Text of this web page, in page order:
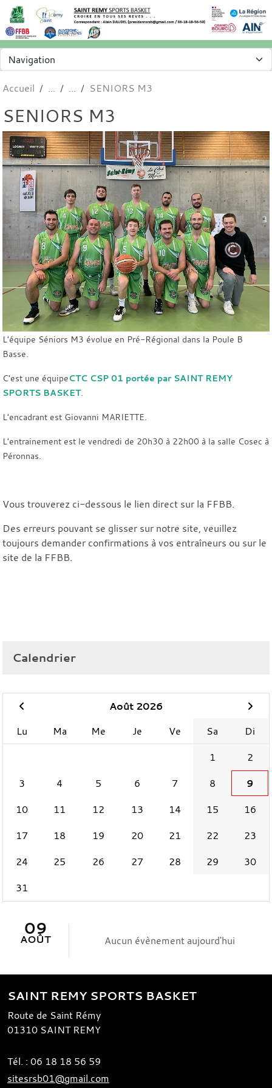
Accueil SENIORS M3
SENIORS M3
L'équipe Séniors M3 évolue en Pré-Régional dans la Poule B
Basse.
C'est une équipeCTC CSP 01 portée par SAINT REMY
SPORTS BASKET.
L'encadrant est Giovanni MARIETTE.
L'entrainement est le vendredi de 20h30 à 22h00 à la salle Cosec à
Péronnas.
Vous trouverez ci-dessous le lien direct sur la FFBB.
Des erreurs pouvant se glisser sur notre site, veuillez
toujours demander confirmations à vos entraîneurs ou sur le
site de la FFBB.
Calendrier
Août 2026
Lu
Ma Me Je Ve Sa
Di
1
2
3
4 5 6 7 8
9
10
11 12 13 14 15
16
17
18 19 20 21 22
23
24
25 26 27 28 29
30
31
09
AOÛT Aucun évènement aujourd'hui
SAINT REMY SPORTS BASKET
Route de Saint Rémy
01310 SAINT REMY
Tél. : 06 18 18 56 59
sitesrsb01@gmail.com
Panneau de gestion des cookies